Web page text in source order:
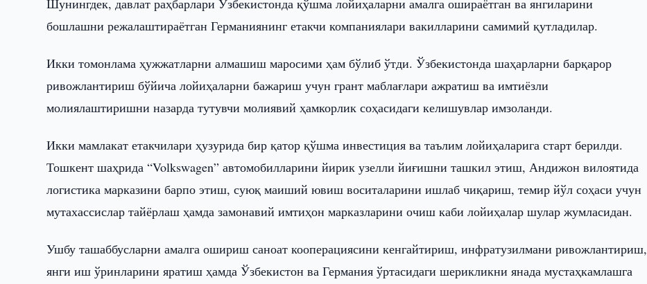
Шунингдек, давлат раҳбарлари Ўзбекистонда қўшма лойиҳаларни амалга ошираётган ва янгиларини
бошлашни режалаштираётган Германиянинг етакчи компаниялари вакилларини самимий қутладилар.
Икки томонлама ҳужжатларни алмашиш маросими ҳам бўлиб ўтди. Ўзбекистонда шаҳарларни барқарор
ривожлантириш бўйича лойиҳаларни бажариш учун грант маблағлари ажратиш ва имтиёзли
молиялаштиришни назарда тутувчи молиявий ҳамкорлик соҳасидаги келишувлар имзоланди.
Икки мамлакат етакчилари ҳузурида бир қатор қўшма инвестиция ва таълим лойиҳаларига старт берилди.
Тошкент шаҳрида “Volkswagen” автомобилларини йирик узелли йиғишни ташкил этиш, Андижон вилоятида
логистика марказини барпо этиш, суюқ маиший ювиш воситаларини ишлаб чиқариш, темир йўл соҳаси учун
мутахассислар тайёрлаш ҳамда замонавий имтиҳон марказларини очиш каби лойиҳалар шулар жумласидан.
Ушбу ташаббусларни амалга ошириш саноат кооперациясини кенгайтириш, инфратузилмани ривожлантириш,
янги иш ўринларини яратиш ҳамда Ўзбекистон ва Германия ўртасидаги шерикликни янада мустаҳкамлашга